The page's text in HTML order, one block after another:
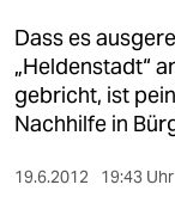
kultur
sport
Dass es
„Heldenstadt“
gebricht, ist
Nachhilfe in
19.6.2012 19:43 Uhr